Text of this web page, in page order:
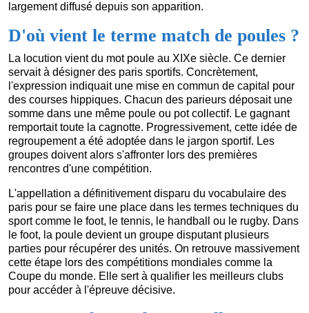
largement diffusé depuis son apparition.
D'où vient le terme match de poules ?
La locution vient du mot poule au XIXe siècle. Ce dernier
servait à désigner des paris sportifs. Concrètement,
l'expression indiquait une mise en commun de capital pour
des courses hippiques. Chacun des parieurs déposait une
somme dans une même poule ou pot collectif. Le gagnant
remportait toute la cagnotte. Progressivement, cette idée de
regroupement a été adoptée dans le jargon sportif. Les
groupes doivent alors s'affronter lors des premières
rencontres d'une compétition.
L'appellation a définitivement disparu du vocabulaire des
paris pour se faire une place dans les termes techniques du
sport comme le foot, le tennis, le handball ou le rugby. Dans
le foot, la poule devient un groupe disputant plusieurs
parties pour récupérer des unités. On retrouve massivement
cette étape lors des compétitions mondiales comme la
Coupe du monde. Elle sert à qualifier les meilleurs clubs
pour accéder à l'épreuve décisive.